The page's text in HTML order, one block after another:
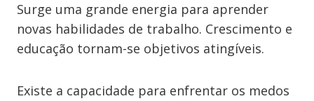
Surge uma grande energia para aprender
novas habilidades de trabalho. Crescimento e
educação tornam-se objetivos atingíveis.
Existe a capacidade para enfrentar os medos